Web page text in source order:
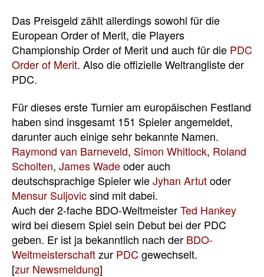
Das Preisgeld zählt allerdings sowohl für die
European Order of Merit, die Players
Championship Order of Merit und auch für die PDC
Order of Merit. Also die offizielle Weltrangliste der
PDC.
Für dieses erste Turnier am europäischen Festland
haben sind insgesamt 151 Spieler angemeldet,
darunter auch einige sehr bekannte Namen.
Raymond van Barneveld, Simon Whitlock, Roland
Scholten, James Wadeoder auch
deutschsprachige Spieler wieJyhan Artutoder
Mensur Suljovicsind mit dabei.
Auch der 2-fache BDO-WeltmeisterTed Hankey
wird bei diesem Spiel sein Debut bei der PDC
geben. Er ist ja bekanntlich nach der BDO-
Weltmeisterschaftzur PDC gewechselt.
[zur Newsmeldung]